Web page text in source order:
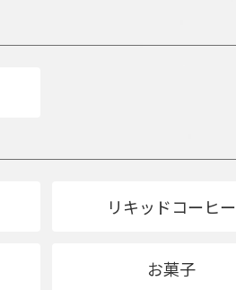
リキッドコーヒー
お菓子